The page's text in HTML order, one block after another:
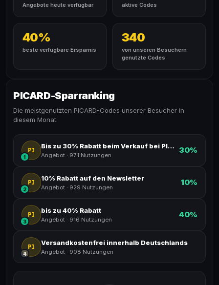
Angebote heute verfügbar aktive Codes
40%
beste verfügbare Ersparnis
340
von unseren Besuchern
genutzte Codes
PICARD-Sparranking
Die meistgenutzten PICARD-Codes unserer Besucher in
diesem Monat.
PI
1
Bis zu 30% Rabatt beim Verkauf bei PICARD
Angebot · 971 Nutzungen
30%
PI
2
10% Rabatt auf den Newsletter
Angebot · 929 Nutzungen
10%
PI
3
bis zu 40% Rabatt
Angebot · 916 Nutzungen
40%
PI
4
Versandkostenfrei innerhalb Deutschlands
Angebot · 908 Nutzungen